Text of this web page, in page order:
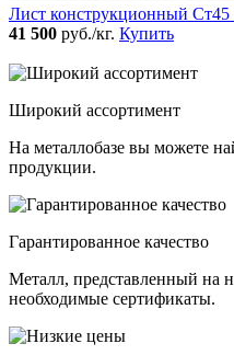
Лист конструкционный Ст45
41 500 руб./кг. Купить
Широкий ассортимент
На металлобазе вы можете
продукции.
Гарантированное качество
Металл, представленный на
необходимые сертификаты.